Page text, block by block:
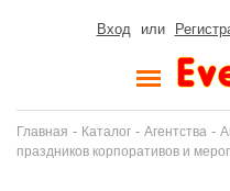
Вход или
Главная - Каталог - Агентства -
праздников корпоративов и